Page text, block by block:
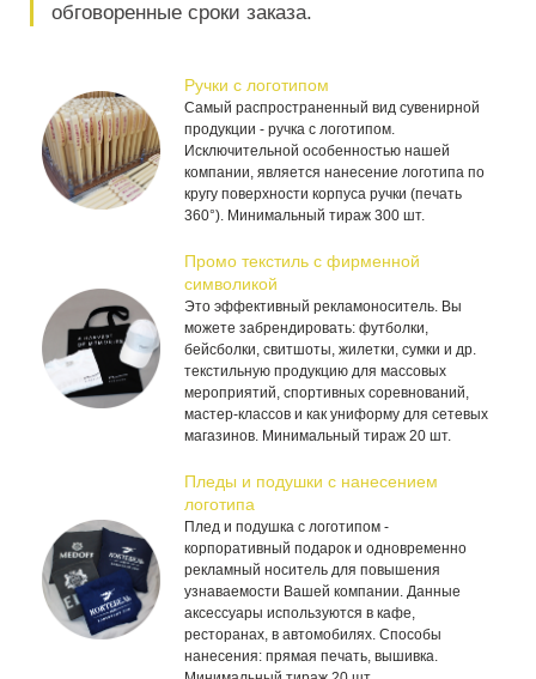
обговоренные сроки заказа.
Ручки с логотипом
Самый распространенный вид сувенирной
продукции - ручка с логотипом.
Исключительной особенностью нашей
компании, является нанесение логотипа по
кругу поверхности корпуса ручки (печать
360°). Минимальный тираж 300 шт.
Промо текстиль с фирменной
символикой
Это эффективный рекламоноситель. Вы
можете забрендировать: футболки,
бейсболки, свитшоты, жилетки, сумки и др.
текстильную продукцию для массовых
мероприятий, спортивных соревнований,
мастер-классов и как униформу для сетевых
магазинов. Минимальный тираж 20 шт.
Пледы и подушки с нанесением
логотипа
Плед и подушка с логотипом -
корпоративный подарок и одновременно
рекламный носитель для повышения
узнаваемости Вашей компании. Данные
аксессуары используются в кафе,
ресторанах, в автомобилях. Способы
нанесения: прямая печать, вышивка.